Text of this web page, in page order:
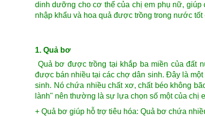
dinh dưỡng cho cơ thể của chị em phụ nữ,
nhập khẩu và hoa quả được trồng trong nước
1. Quả bơ
Quả bơ được trồng tại khắp ba miền của đất
được bán nhiều tại các chợ dân sinh. Đây là
sinh. Nó chứa nhiều chất xơ, chất béo không
lành" nên thường là sự lựa chọn số một của chị
+ Quả bơ giúp hỗ trợ tiêu hóa: Quả bơ chứa